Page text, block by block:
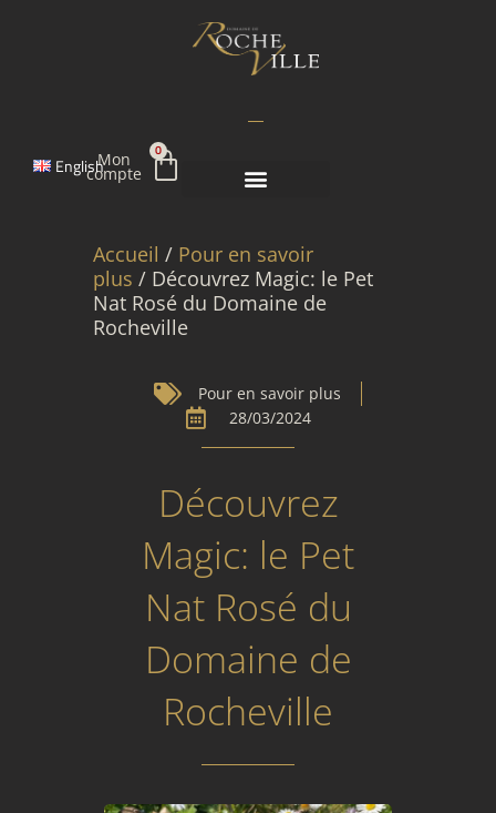
EnglishMon
compte
0
Panier
Accueil / Pour en savoir
plus / Découvrez Magic: le Pet
Nat Rosé du Domaine de
Rocheville
Pour en savoir plus
28/03/2024
Découvrez
Magic: le Pet
Nat Rosé du
Domaine de
Rocheville